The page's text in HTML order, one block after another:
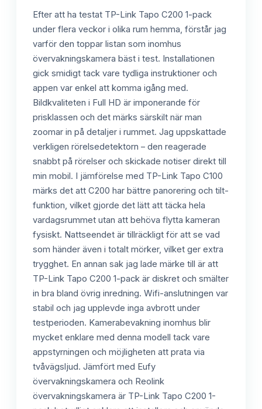
Efter att ha testat TP-Link Tapo C200 1-pack
under flera veckor i olika rum hemma, förstår jag
varför den toppar listan som inomhus
övervakningskamera bäst i test. Installationen
gick smidigt tack vare tydliga instruktioner och
appen var enkel att komma igång med.
Bildkvaliteten i Full HD är imponerande för
prisklassen och det märks särskilt när man
zoomar in på detaljer i rummet. Jag uppskattade
verkligen rörelsedetektorn – den reagerade
snabbt på rörelser och skickade notiser direkt till
min mobil. I jämförelse med TP-Link Tapo C100
märks det att C200 har bättre panorering och tilt-
funktion, vilket gjorde det lätt att täcka hela
vardagsrummet utan att behöva flytta kameran
fysiskt. Nattseendet är tillräckligt för att se vad
som händer även i totalt mörker, vilket ger extra
trygghet. En annan sak jag lade märke till är att
TP-Link Tapo C200 1-pack är diskret och smälter
in bra bland övrig inredning. Wifi-anslutningen var
stabil och jag upplevde inga avbrott under
testperioden. Kamerabevakning inomhus blir
mycket enklare med denna modell tack vare
appstyrningen och möjligheten att prata via
tvåvägsljud. Jämfört med Eufy
övervakningskamera och Reolink
övervakningskamera är TP-Link Tapo C200 1-